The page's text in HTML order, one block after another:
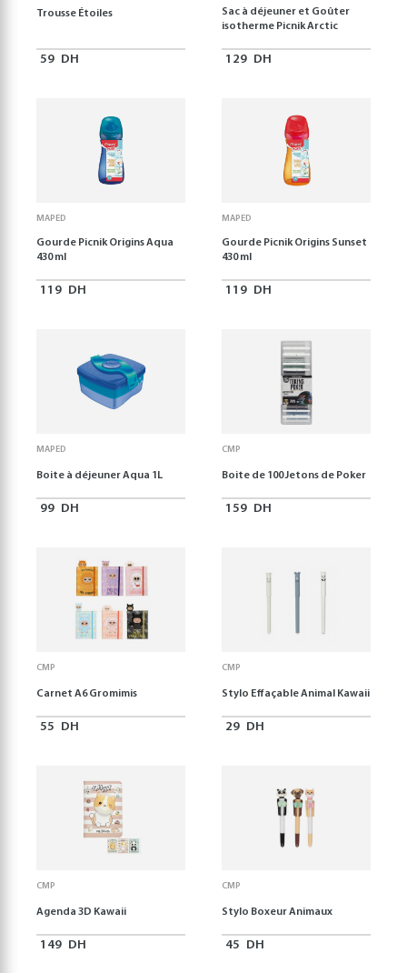
Trousse Étoiles
59 DH
Sac à déjeuner et Goûter
isotherme Picnik Arctic
129 DH
MAPED
Gourde Picnik Origins Aqua
430 ml
119 DH
MAPED
Gourde Picnik Origins Sunset
430 ml
119 DH
MAPED
Boite à déjeuner Aqua 1L
99 DH
CMP
Boite de 100 Jetons de Poker
159 DH
CMP
Carnet A6 Gromimis
55 DH
CMP
Stylo Effaçable Animal Kawaii
29 DH
CMP
Agenda 3D Kawaii
149 DH
CMP
Stylo Boxeur Animaux
45 DH